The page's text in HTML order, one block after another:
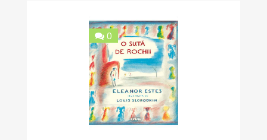
0